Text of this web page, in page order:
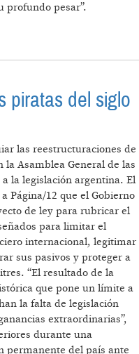
profundo pesar”.
piratas del siglo
las reestructuraciones de
la Asamblea General de las
la legislación argentina. El
Página/12 que el Gobierno
de ley para rubricar el
para limitar el
internacional, legitimar
sus pasivos y proteger a
“El resultado de la
que pone un límite a
la falta de legislación
extraordinarias”,
durante una
permanente del país ante